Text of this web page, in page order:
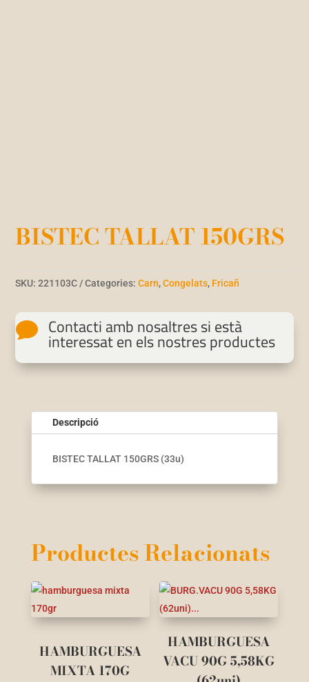
BISTEC TALLAT 150GRS
SKU:221103C Categories:Carn,Congelats, Fricañ
 Contacti amb nosaltres si està
interessat en els nostres productes
Descripció
BISTEC TALLAT 150GRS (33u)
Productes Relacionats
HAMBURGUESA
MIXTA 170G
HAMBURGUESA
VACU 90G 5,58KG